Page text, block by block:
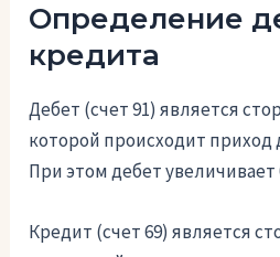
Определение
кредита
Дебет (счет 91) является
которой происходит приход
При этом дебет увеличивает
Кредит (счет 69) является